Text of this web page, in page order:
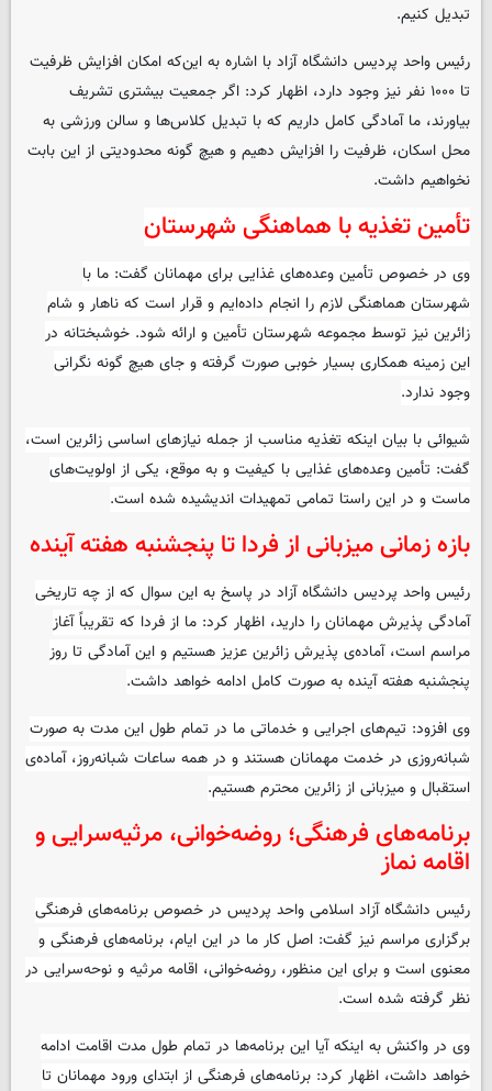
تبدیل کنیم.
رئیس واحد پردیس دانشگاه آزاد با اشاره به این‌که امکان افزایش ظرفیت
تا ۱۰۰۰ نفر نیز وجود دارد، اظهار کرد: اگر جمعیت بیشتری تشریف
بیاورند، ما آمادگی کامل داریم که با تبدیل کلاس‌ها و سالن ورزشی به
محل اسکان، ظرفیت را افزایش دهیم و هیچ گونه محدودیتی از این بابت
نخواهیم داشت.
تأمین تغذیه با هماهنگی شهرستان
وی در خصوص تأمین وعده‌های غذایی برای مهمانان گفت: ما با
شهرستان هماهنگی لازم را انجام داده‌ایم و قرار است که ناهار و شام
زائرین نیز توسط مجموعه شهرستان تأمین و ارائه شود. خوشبختانه در
این زمینه همکاری بسیار خوبی صورت گرفته و جای هیچ گونه نگرانی
وجود ندارد.
شیوائی با بیان اینکه تغذیه مناسب از جمله نیازهای اساسی زائرین است،
گفت: تأمین وعده‌های غذایی با کیفیت و به موقع، یکی از اولویت‌های
ماست و در این راستا تمامی تمهیدات اندیشیده شده است.
بازه زمانی میزبانی از فردا تا پنجشنبه هفته آینده
رئیس واحد پردیس دانشگاه آزاد در پاسخ به این سوال که از چه تاریخی
آمادگی پذیرش مهمانان را دارید، اظهار کرد: ما از فردا که تقریباً آغاز
مراسم است، آماده‌ی پذیرش زائرین عزیز هستیم و این آمادگی تا روز
پنجشنبه هفته آینده به صورت کامل ادامه خواهد داشت.
وی افزود: تیم‌های اجرایی و خدماتی ما در تمام طول این مدت به صورت
شبانه‌روزی در خدمت مهمانان هستند و در همه ساعات شبانه‌روز، آماده‌ی
استقبال و میزبانی از زائرین محترم هستیم.
برنامه‌های فرهنگی؛ روضه‌خوانی، مرثیه‌سرایی و
اقامه نماز
رئیس دانشگاه آزاد اسلامی واحد پردیس در خصوص برنامه‌های فرهنگی
برگزاری مراسم نیز گفت: اصل کار ما در این ایام، برنامه‌های فرهنگی و
معنوی است و برای این منظور، روضه‌خوانی، اقامه مرثیه و نوحه‌سرایی در
نظر گرفته شده است.
وی در واکنش به اینکه آیا این برنامه‌ها در تمام طول مدت اقامت ادامه
خواهد داشت، اظهار کرد: برنامه‌های فرهنگی از ابتدای ورود مهمانان تا